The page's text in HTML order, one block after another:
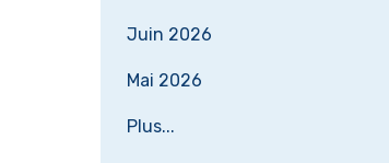
Juin 2026
Mai 2026
Plus...